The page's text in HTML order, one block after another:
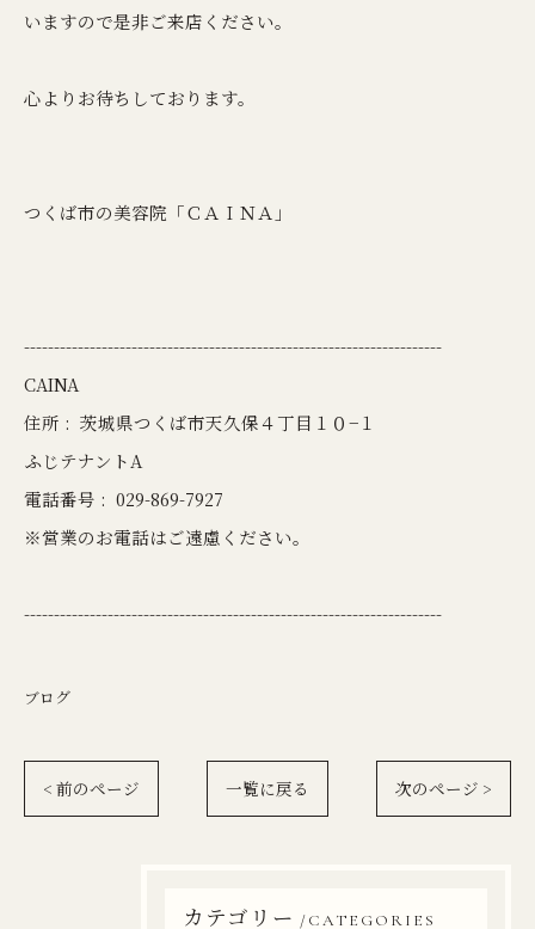
いますので是非ご来店ください。
心よりお待ちしております。
つくば市の美容院「ＣＡＩＮＡ」
----------------------------------------------------------------------
CAINA
住所 : 茨城県つくば市天久保４丁目１０−１
ふじテナントA
電話番号 : 029-869-7927
※営業のお電話はご遠慮ください。
----------------------------------------------------------------------
ブログ
< 前のページ 一覧に戻る 次のページ >
カテゴリー CATEGORIES